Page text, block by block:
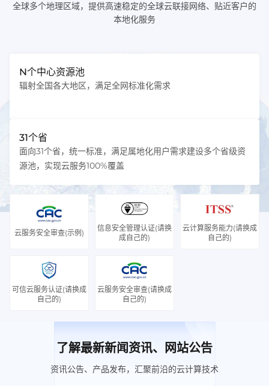
全球多个地理区域，提供高速稳定的全球云联接网络、贴近客户的
本地化服务
N个中心资源池
辐射全国各大地区，满足全网标准化需求
31个省
面向31个省，统一标准，满足属地化用户需求建设多个省级资
源池，实现云服务100%覆盖
云服务安全审查(示例)
信息安全管理认证(请换
成自己的)
云计算服务能力(请换成
自己的)
可信云服务认证(请换成
自己的)
云服务安全审查(请换成
自己的)
了解最新新闻资讯、网站公告
资讯公告、产品发布，汇聚前沿的云计算技术